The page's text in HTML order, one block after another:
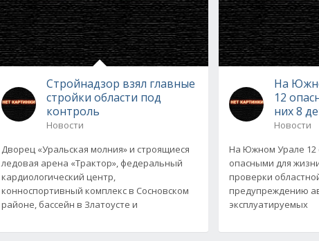
Стройнадзор взял главные
стройки области под
контроль
Новости
Дворец «Уральская молния» и строящиеся
ледовая арена «Трактор», федеральный
кардиологический центр,
конноспортивный комплекс в Сосновском
районе, бассейн в Златоусте и
На
12
них 8
Новости
На Южном Урале 12
опасными для
проверки
предупреждению
эксплуатируемых